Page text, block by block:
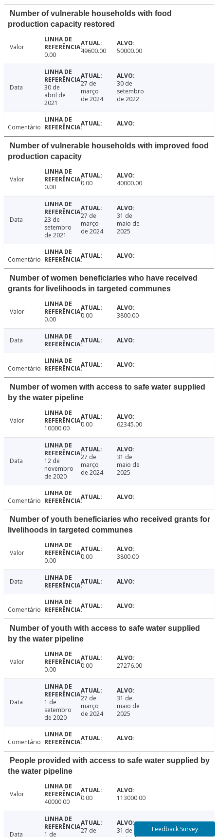
Number of vulnerable households with food
production capacity restored
Valor
0.00
49600.00 50000.00
Data
30 de
abril de
2021
27 de
março
de 2024
30 de
setembro
de 2022
Comentário
Number of vulnerable households with improved food
production capacity
Valor
0.00
0.00 40000.00
Data
23 de
setembro
de 2021
27 de
março
de 2024
31 de
maio de
2025
Comentário
Number of women beneficiaries who have received
grants for livelihoods in targeted communes
Valor
0.00
0.00 3800.00
Data
Comentário
Number of women with access to safe water supplied
by the water pipeline
Valor
10000.00
0.00 62345.00
Data
12 de
novembro
de 2020
27 de
março
de 2024
31 de
maio de
2025
Comentário
Number of youth beneficiaries who received grants for
livelihoods in targeted communes
Valor
0.00
0.00 3800.00
Data
Comentário
Number of youth with access to safe water supplied
by the water pipeline
Valor
0.00
0.00 27276.00
Data
1 de
setembro
de 2020
27 de
março
de 2024
31 de
maio de
2025
Comentário
People provided with access to safe water supplied by
the water pipeline
Valor
40000.00
0.00 113000.00
Data 1 de
27 de
31 de
Feedback Survey